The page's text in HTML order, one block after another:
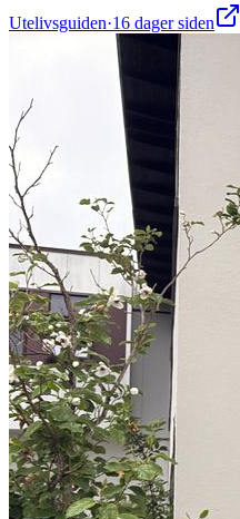
Utelivsguiden·16 dager siden